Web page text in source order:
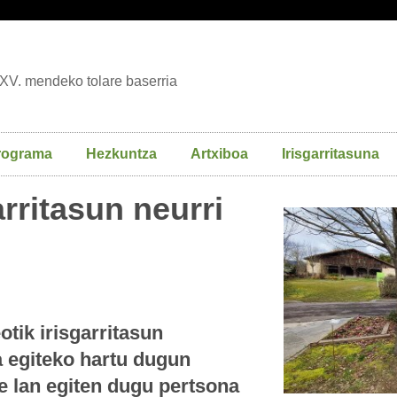
XV. mendeko tolare baserria
Hezkuntza Artxiboa Irisgarritasuna
neurri
irisgarritasun
hartu dugun
lan egiten dugu pertsona